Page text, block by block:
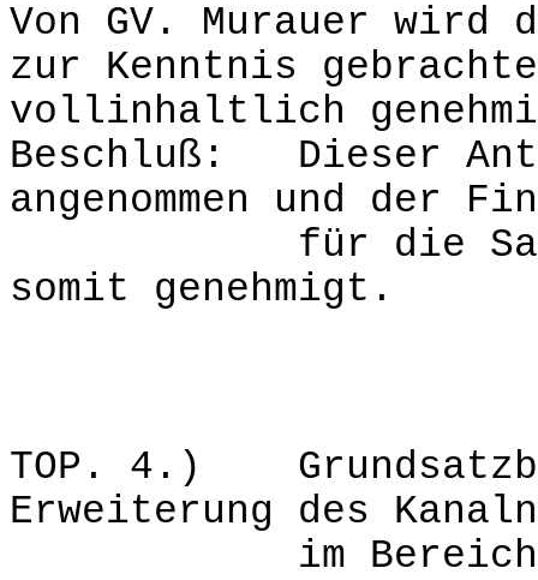
Von GV. Murauer
zur Kenntnis
vollinhaltlich
Beschluß: Dieser
angenommen und der
für die
somit genehmigt.
TOP. 4.)
Erweiterung des
im Bereich